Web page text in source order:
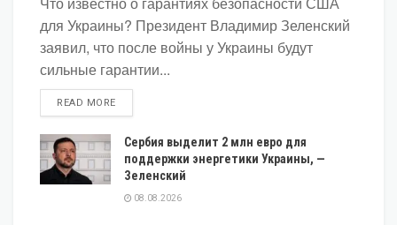
для Украины? Президент Владимир Зеленский
заявил, что после войны у Украины будут
сильные гарантии...
READ MOREDETAILS
Сербия выделит 2 млн евро для
поддержки энергетики Украины, —
Зеленский
08.08.2026